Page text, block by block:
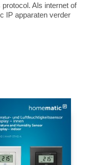
Als internet of
IP apparaten verder